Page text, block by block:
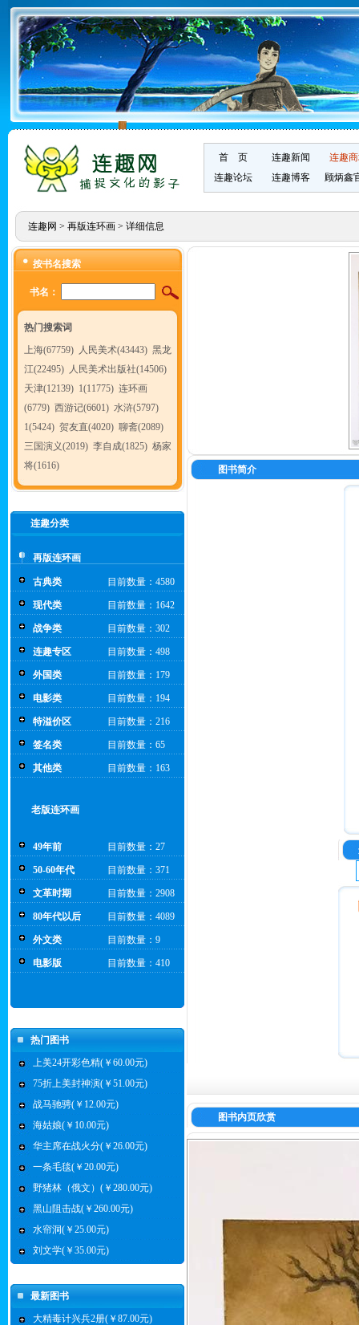
首 页 连趣新闻
连趣
连趣论坛
连趣博客 顾炳鑫
连趣网 > 再版连环画> 详细信息
按书名搜索
书名：
热门搜索词
上海(67759) 人民美术(43443) 黑龙
江(22495) 人民美术出版社(14506)
天津(12139) 1(11775) 连环画
(6779) 西游记(6601) 水浒(5797)
1(5424) 贺友直(4020) 聊斋(2089)
三国演义(2019) 李自成(1825) 杨家
将(1616)
连趣分类
再版连环画
古典类 目前数量：4580
现代类 目前数量：1642
战争类 目前数量：302
连趣专区 目前数量：498
外国类 目前数量：179
电影类 目前数量：194
特溢价区 目前数量：216
签名类 目前数量：65
其他类 目前数量：163
老版连环画
49年前 目前数量：27
50-60年代 目前数量：371
文革时期 目前数量：2908
80年代以后 目前数量：4089
外文类 目前数量：9
电影版 目前数量：410
热门图书
上美24开彩色精(￥60.00元)
75折上美封神演(￥51.00元)
战马驰骋(￥12.00元)
海姑娘(￥10.00元)
华主席在战火分(￥26.00元)
一条毛毯(￥20.00元)
野猪林（俄文）(￥280.00元)
黑山阻击战(￥260.00元)
水帘洞(￥25.00元)
刘文学(￥35.00元)
最新图书
大精毒计兴兵2册(￥87.00元)
图书简介
图书内页欣赏